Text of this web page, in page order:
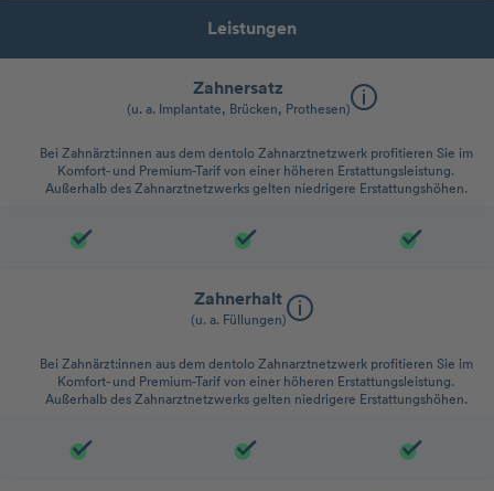
Leistungen
Zahnersatz
(u. a. Implantate, Brücken, Prothesen)
Bei Zahnärzt:innen aus dem dentolo Zahnarztnetzwerk profitieren Sie im
Komfort- und Premium-Tarif von einer höheren Erstattungsleistung.
Außerhalb des Zahnarztnetzwerks gelten niedrigere Erstattungshöhen.
Zahnerhalt
(u. a. Füllungen)
Bei Zahnärzt:innen aus dem dentolo Zahnarztnetzwerk profitieren Sie im
Komfort- und Premium-Tarif von einer höheren Erstattungsleistung.
Außerhalb des Zahnarztnetzwerks gelten niedrigere Erstattungshöhen.